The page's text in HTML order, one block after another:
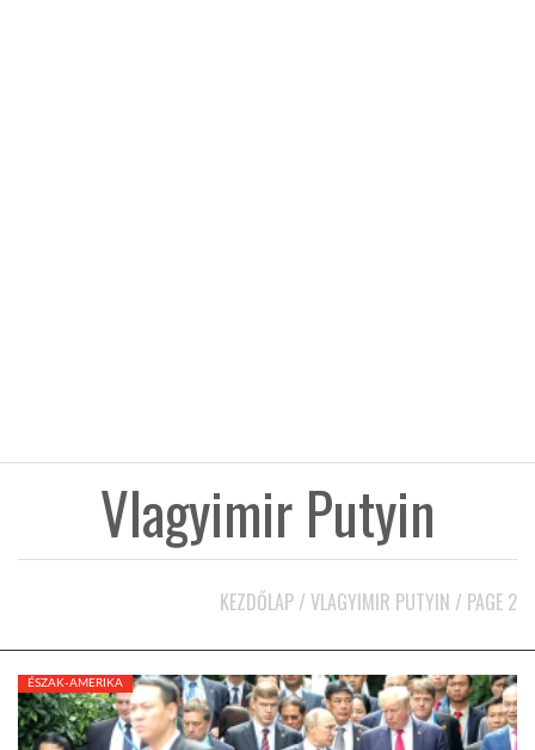
HÍR3D
TROPICALMAGAZIN
Vlagyimir Putyin
KEZDŐLAP / VLAGYIMIR PUTYIN / PAGE 2
ÉSZAK-AMERIKA